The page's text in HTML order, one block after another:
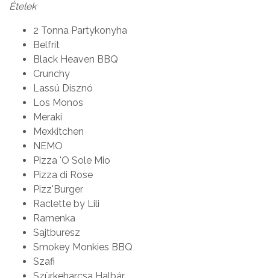
Ételek
2 Tonna Partykonyha
Belfrit
Black Heaven BBQ
Crunchy
Lassú Disznó
Los Monos
Meraki
Mexkitchen
NEMO
Pizza 'O Sole Mio
Pizza di Rose
Pizz'Burger
Raclette by Lili
Ramenka
Sajtburesz
Smokey Monkies BBQ
Szafi